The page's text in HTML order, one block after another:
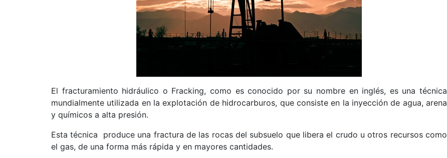
El fracturamiento hidráulico o Fracking, como es conocido por su nombre en inglés, es una técnica
mundialmente utilizada en la explotación de hidrocarburos, que consiste en la inyección de agua, arena
y químicos a alta presión.
Esta técnica produce una fractura de las rocas del subsuelo que libera el crudo u otros recursos como
el gas, de una forma más rápida y en mayores cantidades.